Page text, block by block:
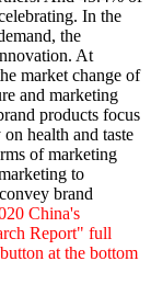
In the
the
At
market change of
and marketing
products focus
health and taste
of marketing
to
brand
China's
Report" full
at the bottom